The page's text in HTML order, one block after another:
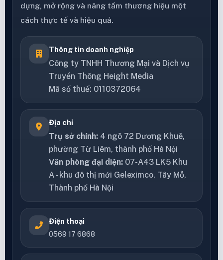
dựng, mở rộng và nâng tầm thương hiệu một
cách thực tế và hiệu quả.
Thông tin doanh nghiệp
Công ty TNHH Thương Mại và Dịch vụ
Truyền Thông Height Media
Mã số thuế: 0110372064
Địa chỉ
Trụ sở chính: 4 ngõ 72 Dương Khuê,
phường Từ Liêm, thành phố Hà Nội
Văn phòng đại diện: 07-A43 LK5 Khu
A - khu đô thị mới Geleximco, Tây Mỗ,
Thành phố Hà Nội
Điện thoại
0569 17 6868